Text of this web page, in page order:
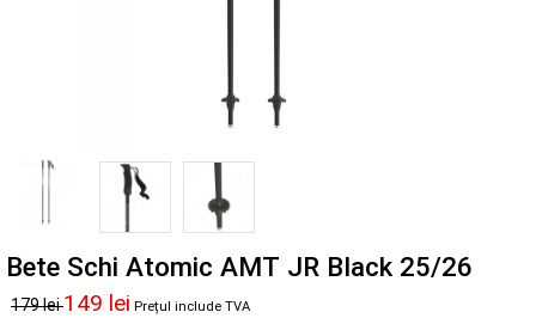
Bete Schi Atomic AMT JR Black 25/26
179 lei149 lei Prețul include TVA